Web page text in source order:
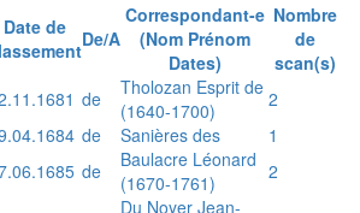
Date de
De/A
Correspondant-e
(Nom Prénom
Dates)
Nombre
de
scan(s)
de
Tholozan Esprit de
(1640-1700)
2
de Sanières des
1
de
Baulacre Léonard
(1670-1761)
2
Du Noyer Jean-